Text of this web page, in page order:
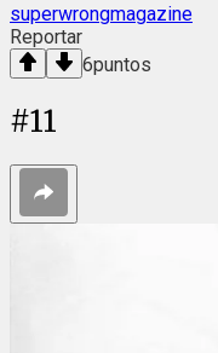
superwrongmagazine
Reportar
6puntos
#11